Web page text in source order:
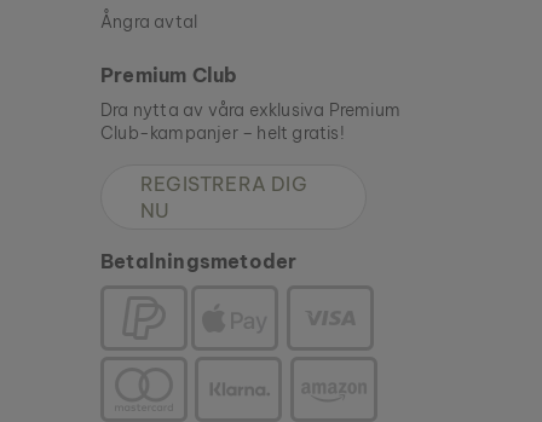
Ångra avtal
Premium Club
Dra nytta av våra exklusiva Premium
Club-kampanjer – helt gratis!
REGISTRERA DIG
NU
Betalningsmetoder